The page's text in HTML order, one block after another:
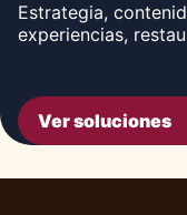
Estrategia,
experiencias,
Ver soluciones